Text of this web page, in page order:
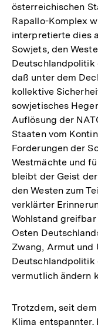
österreichischen
Rapallo-Komplex
interpretierte dies
Sowjets, den
Deutschlandpolitik
daß unter dem
kollektive
sowjetisches
Auflösung der
Staaten vom
Forderungen der
Westmächte und
bleibt der Geist
den Westen zum
verklärter
Wohlstand
Osten
Zwang, Armut und
Deutschlandpolitik
vermutlich ändern
Trotzdem, seit
Klima